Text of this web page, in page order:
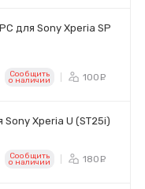
для Sony Xperia SP
Сообщить
o наличии 100
Xperia U (ST25i)
Сообщить
o наличии 180